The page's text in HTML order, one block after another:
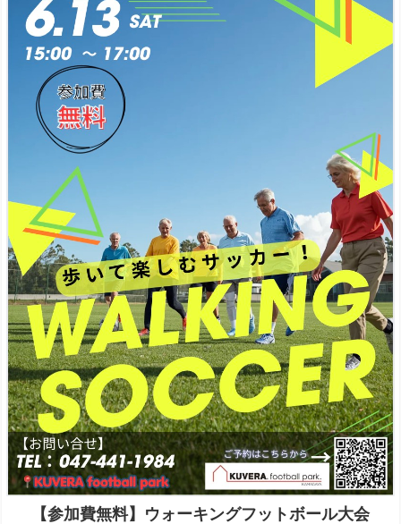
【参加費無料】ウォーキングフットボール大会